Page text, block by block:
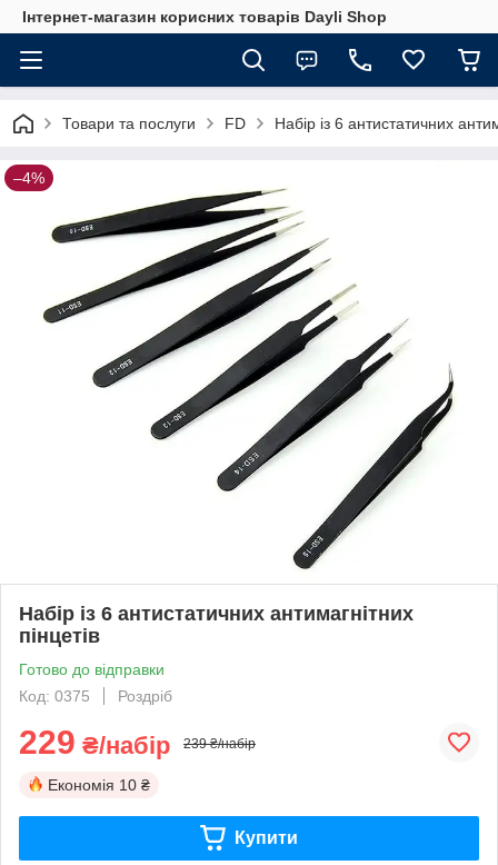
Інтернет-магазин корисних товарів Dayli Shop
Товари та послуги FD Набір із 6 антистатичних
–4%
Набір із 6 антистатичних антимагнітних
пінцетів
Готово до відправки
Код: 0375
Роздріб
229 ₴/набір 239 ₴/набір
Економія 10 ₴
Купити